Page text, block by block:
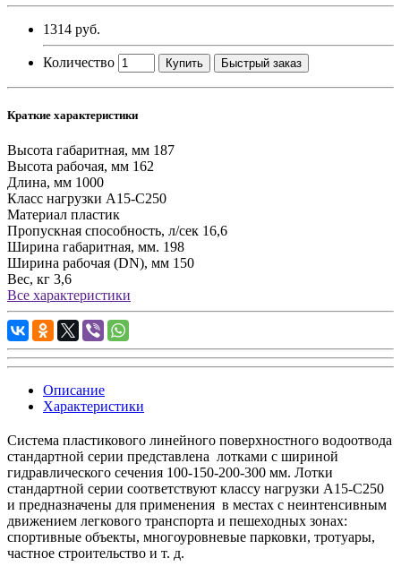
1314 руб.
Количество Купить Быстрый заказ
Краткие характеристики
Высота габаритная, мм 187
Высота рабочая, мм 162
Длина, мм 1000
Класс нагрузки А15-С250
Материал пластик
Пропускная способность, л/сек 16,6
Ширина габаритная, мм. 198
Ширина рабочая (DN), мм 150
Вес, кг 3,6
Все характеристики
Описание
Характеристики
Система пластикового линейного поверхностного водоотвода
стандартной серии представлена лотками с шириной
гидравлического сечения 100-150-200-300 мм. Лотки
стандартной серии соответствуют классу нагрузки А15-С250
и предназначены для применения в местах с неинтенсивным
движением легкового транспорта и пешеходных зонах:
спортивные объекты, многоуровневые парковки, тротуары,
частное строительство и т. д.